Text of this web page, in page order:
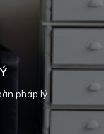
pháp lý